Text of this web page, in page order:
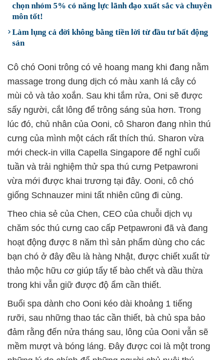
chọn nhóm 5% có năng lực lãnh đạo xuất sắc và chuyên
môn tốt!
Làm lụng cả đời không bằng tiền lời từ đầu tư bất động
sản
Cô chó Ooni trông có vẻ hoang mang khi đang nằm
massage trong dung dịch có màu xanh lá cây có
mùi cỏ và tảo xoắn. Sau khi tắm rửa, Oni sẽ được
sấy người, cắt lông để trông sáng sủa hơn. Trong
lúc đó, chủ nhân của Ooni, cô Sharon đang nhìn thú
cưng của mình một cách rất thích thú. Sharon vừa
mới check-in villa Capella Singapore để nghỉ cuối
tuần và trải nghiệm thử spa thú cưng Petpawroni
vừa mới được khai trương tại đây. Ooni, cô chó
giống Schnauzer mini tất nhiên cũng đi cùng.
Theo chia sẻ của Chen, CEO của chuỗi dịch vụ
chăm sóc thú cưng cao cấp Petpawroni đã và đang
hoạt động được 8 năm thì sản phẩm dùng cho các
bạn chó ở đây đều là hàng Nhật, được chiết xuất từ
thảo mộc hữu cơ giúp tẩy tế bào chết và dầu thừa
trong khi vẫn giữ được độ ẩm cần thiết.
Buổi spa dành cho Ooni kéo dài khoảng 1 tiếng
rưỡi, sau những thao tác cần thiết, bà chủ spa bảo
đảm rằng đến nửa tháng sau, lông của Ooni vẫn sẽ
mềm mượt và bóng láng. Đây được coi là một trong